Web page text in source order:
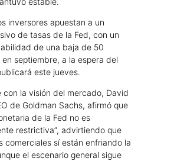
inversores apuestan a un
de tasas de la Fed, con un
de una baja de 50
septiembre, a la espera del
este jueves.
con la visión del mercado, David
de Goldman Sachs, afirmó que
de la Fed no es
restrictiva”, advirtiendo que
comerciales sí están enfriando la
el escenario general sigue